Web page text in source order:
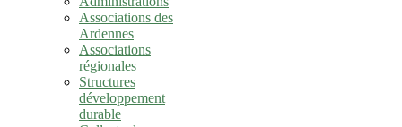
Associations des
Ardennes
Associations
régionales
Structures
développement
durable